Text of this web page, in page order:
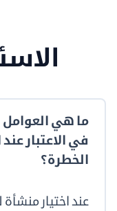
ما هي العوامل
في الاعتبار
الخطرة؟
عند اختيار منشأة